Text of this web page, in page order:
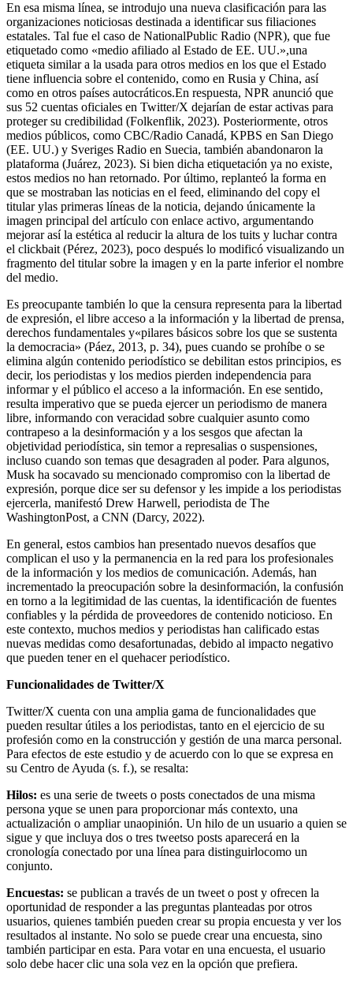
En esa misma línea, se introdujo una nueva clasificación para las
organizaciones noticiosas destinada a identificar sus filiaciones
estatales. Tal fue el caso de NationalPublic Radio (NPR), que fue
etiquetado como «medio afiliado al Estado de EE. UU.»,una
etiqueta similar a la usada para otros medios en los que el Estado
tiene influencia sobre el contenido, como en Rusia y China, así
como en otros países autocráticos.En respuesta, NPR anunció que
sus 52 cuentas oficiales en Twitter/X dejarían de estar activas para
proteger su credibilidad (Folkenflik, 2023). Posteriormente, otros
medios públicos, como CBC/Radio Canadá, KPBS en San Diego
(EE. UU.) y Sveriges Radio en Suecia, también abandonaron la
plataforma (Juárez, 2023). Si bien dicha etiquetación ya no existe,
estos medios no han retornado. Por último, replanteó la forma en
que se mostraban las noticias en el feed, eliminando del copy el
titular ylas primeras líneas de la noticia, dejando únicamente la
imagen principal del artículo con enlace activo, argumentando
mejorar así la estética al reducir la altura de los tuits y luchar contra
el clickbait (Pérez, 2023), poco después lo modificó visualizando un
fragmento del titular sobre la imagen y en la parte inferior el nombre
del medio.
Es preocupante también lo que la censura representa para la libertad
de expresión, el libre acceso a la información y la libertad de prensa,
derechos fundamentales y«pilares básicos sobre los que se sustenta
la democracia» (Páez, 2013, p. 34), pues cuando se prohíbe o se
elimina algún contenido periodístico se debilitan estos principios, es
decir, los periodistas y los medios pierden independencia para
informar y el público el acceso a la información. En ese sentido,
resulta imperativo que se pueda ejercer un periodismo de manera
libre, informando con veracidad sobre cualquier asunto como
contrapeso a la desinformación y a los sesgos que afectan la
objetividad periodística, sin temor a represalias o suspensiones,
incluso cuando son temas que desagraden al poder. Para algunos,
Musk ha socavado su mencionado compromiso con la libertad de
expresión, porque dice ser su defensor y les impide a los periodistas
ejercerla, manifestó Drew Harwell, periodista de The
WashingtonPost, a CNN (Darcy, 2022).
En general, estos cambios han presentado nuevos desafíos que
complican el uso y la permanencia en la red para los profesionales
de la información y los medios de comunicación. Además, han
incrementado la preocupación sobre la desinformación, la confusión
en torno a la legitimidad de las cuentas, la identificación de fuentes
confiables y la pérdida de proveedores de contenido noticioso. En
este contexto, muchos medios y periodistas han calificado estas
nuevas medidas como desafortunadas, debido al impacto negativo
que pueden tener en el quehacer periodístico.
Funcionalidades de Twitter/X
Twitter/X cuenta con una amplia gama de funcionalidades que
pueden resultar útiles a los periodistas, tanto en el ejercicio de su
profesión como en la construcción y gestión de una marca personal.
Para efectos de este estudio y de acuerdo con lo que se expresa en
su Centro de Ayuda (s. f.), se resalta:
Hilos: es una serie de tweets o posts conectados de una misma
persona yque se unen para proporcionar más contexto, una
actualización o ampliar unaopinión. Un hilo de un usuario a quien se
sigue y que incluya dos o tres tweetso posts aparecerá en la
cronología conectado por una línea para distinguirlocomo un
conjunto.
Encuestas: se publican a través de un tweet o post y ofrecen la
oportunidad de responder a las preguntas planteadas por otros
usuarios, quienes también pueden crear su propia encuesta y ver los
resultados al instante. No solo se puede crear una encuesta, sino
también participar en esta. Para votar en una encuesta, el usuario
solo debe hacer clic una sola vez en la opción que prefiera.